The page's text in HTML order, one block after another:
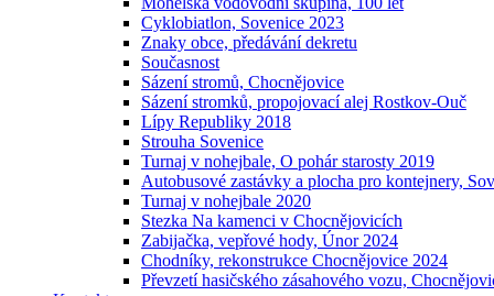
Cyklobiatlon, Sovenice 2023
Znaky obce, předávání dekretu
Současnost
Sázení stromů, Chocnějovice
Sázení stromků, propojovací alej Rostkov-Ouč
Lípy Republiky 2018
Strouha Sovenice
Turnaj v nohejbale, O pohár starosty 2019
Autobusové zastávky a plocha pro kontejnery,
Turnaj v nohejbale 2020
Stezka Na kamenci v Chocnějovicích
Zabijačka, vepřové hody, Únor 2024
Chodníky, rekonstrukce Chocnějovice 2024
Převzetí hasičského zásahového vozu,